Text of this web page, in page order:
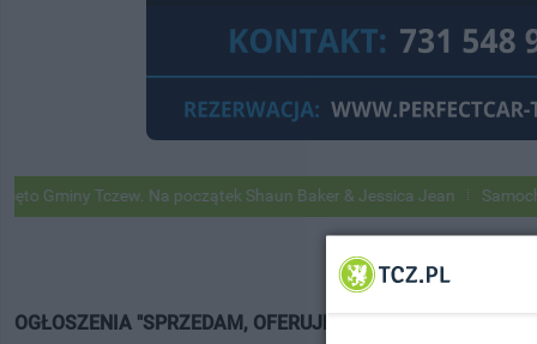
Gminy Tczew. Na początek Shaun Baker & Jessica Jean
OGŁOSZENIA "SPRZEDAM, OFERUJĘ"